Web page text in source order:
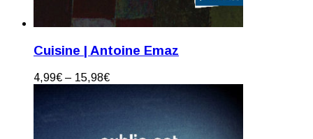
Cuisine | Antoine Emaz
4,99€ – 15,98€